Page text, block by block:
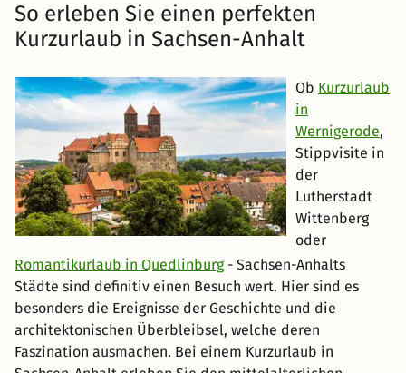
So erleben Sie einen perfekten
Kurzurlaub in Sachsen-Anhalt
Ob Kurzurlaub
in
Wernigerode,
Stippvisite in
der
Lutherstadt
Wittenberg
oder
Romantikurlaub in Quedlinburg- Sachsen-Anhalts
Städte sind definitiv einen Besuch wert. Hier sind es
besonders die Ereignisse der Geschichte und die
architektonischen Überbleibsel, welche deren
Faszination ausmachen. Bei einem Kurzurlaub in